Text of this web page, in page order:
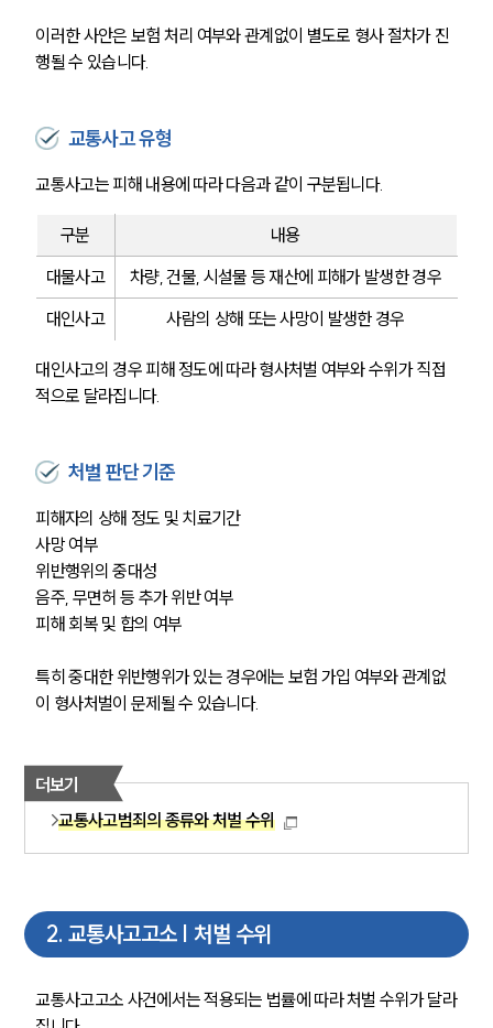
이러한 사안은 보험 처리 여부와 관계없이 별도로 형사 절차가 진
행될 수 있습니다.
교통사고 유형
교통사고는 피해 내용에 따라 다음과 같이 구분됩니다.
구분
내용
대물사고
차량, 건물, 시설물 등 재산에 피해가 발생한 경우
대인사고
사람의 상해 또는 사망이 발생한 경우
대인사고의 경우 피해 정도에 따라 형사처벌 여부와 수위가 직접
적으로 달라집니다.
처벌 판단 기준
피해자의 상해 정도 및 치료기간
사망 여부
위반행위의 중대성
음주, 무면허 등 추가 위반 여부
피해 회복 및 합의 여부
특히 중대한 위반행위가 있는 경우에는 보험 가입 여부와 관계없
이 형사처벌이 문제될 수 있습니다.
더보기
교통사고범죄의 종류와 처벌 수위
2. 교통사고고소 | 처벌 수위
교통사고고소 사건에서는 적용되는 법률에 따라 처벌 수위가 달라